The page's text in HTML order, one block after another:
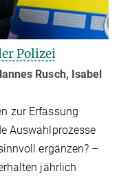
Polizei
Rusch, Isabel
zur Erfassung
Auswahlprozesse
ergänzen? –
jährlich